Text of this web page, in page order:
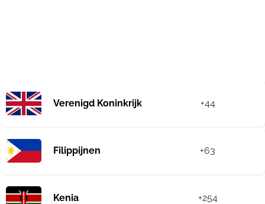
Verenigd Koninkrijk +44
Filippijnen +63
Kenia +254